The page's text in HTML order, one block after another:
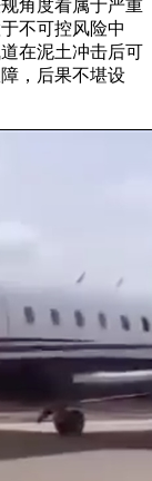
角度看属于严重
不可控风险中
在泥土冲击后可
，后果不堪设